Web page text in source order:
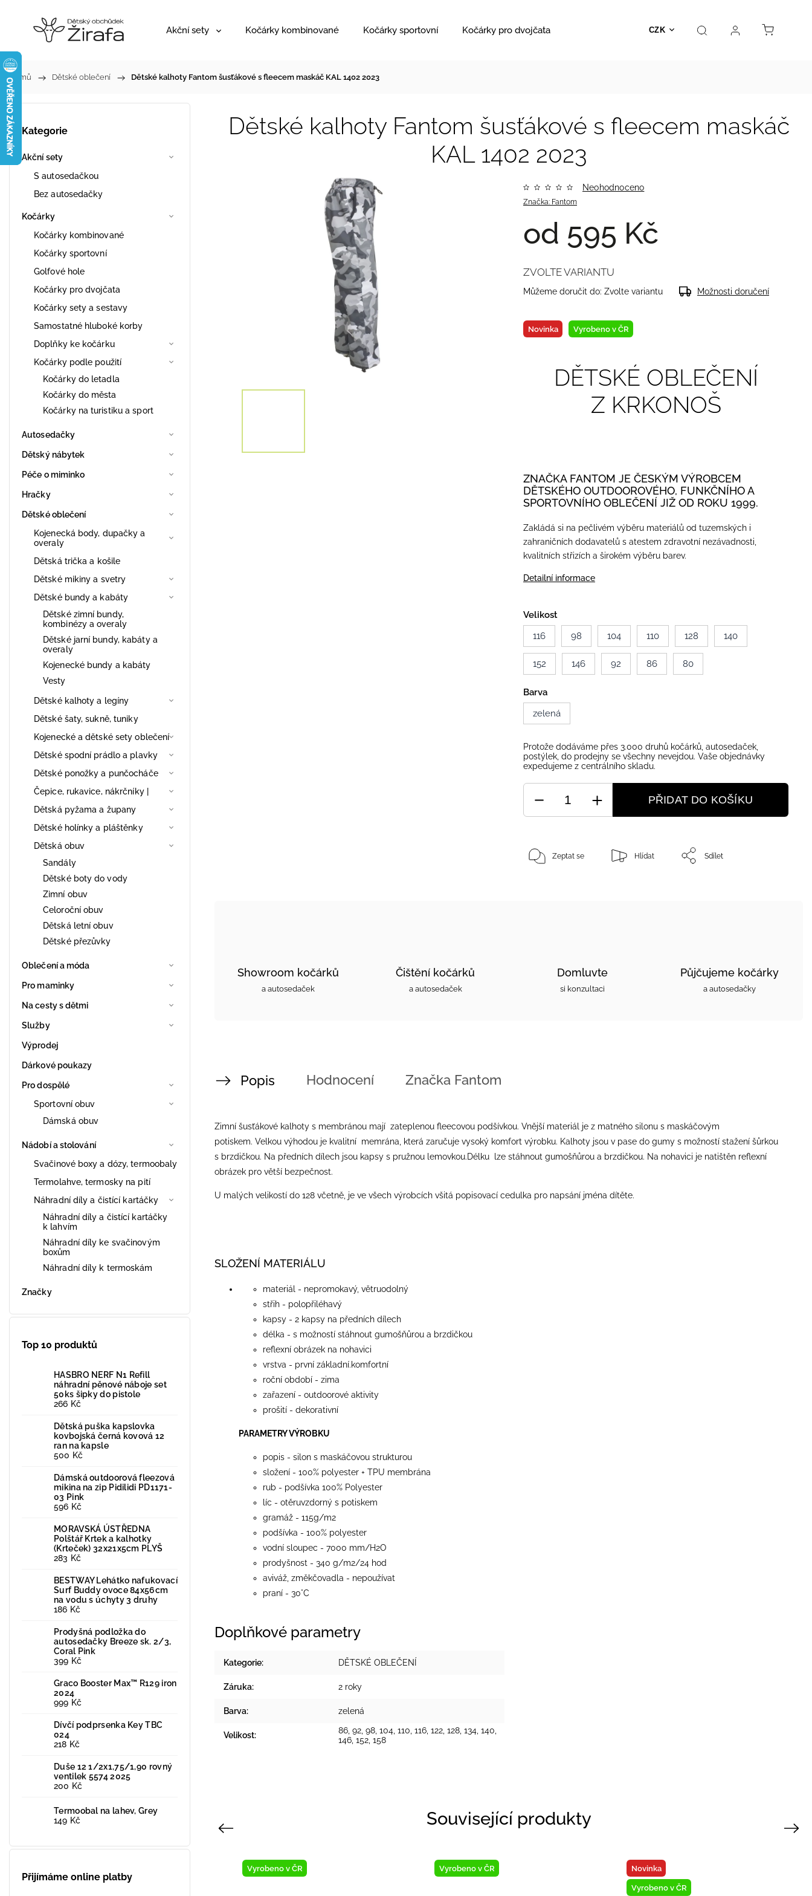
CZK
Akční sety Kočárky kombinované Kočárky sportovní Kočárky pro dvojčata Hračky Prodejna Kontakt
Domů / Dětské oblečení / Dětské kalhoty Fantom šusťákové s fleecem maskáč KAL 1402 2023
Kategorie
Akční sety
S autosedačkou
Bez autosedačky
Kočárky
Kočárky kombinované
Kočárky sportovní
Golfové hole
Kočárky pro dvojčata
Kočárky sety a sestavy
Samostatné hluboké korby
Doplňky ke kočárku
Kočárky podle použití
Kočárky do letadla
Kočárky do města
Kočárky na turistiku a sport
Autosedačky
Dětský nábytek
Péče o miminko
Hračky
Dětské oblečení
Kojenecká body, dupačky a
overaly
Dětská trička a košile
Dětské mikiny a svetry
Dětské bundy a kabáty
Dětské zimní bundy,
kombinézy a overaly
Dětské jarní bundy, kabáty a
overaly
Kojenecké bundy a kabáty
Vesty
Dětské kalhoty a legíny
Dětské šaty, sukně, tuniky
Kojenecké a dětské sety oblečení
Dětské spodní prádlo a plavky
Dětské ponožky a punčocháče
Čepice, rukavice, nákrčníky |
Dětská pyžama a župany
Dětské holínky a pláštěnky
Dětská obuv
Sandály
Dětské boty do vody
Zimní obuv
Celoroční obuv
Dětská letní obuv
Dětské přezůvky
Oblečení a móda
Pro maminky
Na cesty s dětmi
Služby
Výprodej
Dárkové poukazy
Pro dospělé
Sportovní obuv
Dámská obuv
Nádobí a stolování
Svačinové boxy a dózy, termoobaly
Termolahve, termosky na pití
Náhradní díly a čistící kartáčky
Náhradní díly a čistící kartáčky
k lahvím
Náhradní díly ke svačinovým
boxům
Náhradní díly k termoskám
Značky
Top 10 produktů
HASBRO NERF N1 Refill
náhradní pěnové náboje set
50ks šipky do pistole
266 Kč
Dětská puška kapslovka
kovbojská černá kovová 12
ran na kapsle
500 Kč
Dámská outdoorová fleezová
mikina na zip Pidilidi PD1171-
03 Pink
596 Kč
MORAVSKÁ ÚSTŘEDNA
Polštář Krtek a kalhotky
(Krteček) 32x21x5cm PLYŠ
283 Kč
BESTWAY Lehátko nafukovací
Surf Buddy ovoce 84x56cm
na vodu s úchyty 3 druhy
186 Kč
Prodyšná podložka do
autosedačky Breeze sk. 2/3,
Coral Pink
399 Kč
Graco Booster Max™ R129 iron
2024
999 Kč
Dívčí podprsenka Key TBC
024
218 Kč
Duše 12 1/2x1,75/1,90 rovný
ventilek 5574 2025
200 Kč
Termoobal na lahev, Grey
149 Kč
Přijímáme online platby
Dětské kalhoty Fantom šusťákové s fleecem maskáč
KAL 1402 2023
Značka: Fantom
Neohodnoceno
od 595 Kč
Novinka Vyrobeno v ČR
DĚTSKÉ OBLEČENÍ
Z KRKONOŠ
ZNAČKA FANTOM JE ČESKÝM VÝROBCEM
DĚTSKÉHO OUTDOOROVÉHO, FUNKČNÍHO A
SPORTOVNÍHO OBLEČENÍ JIŽ OD ROKU 1999.
Zakládá si na pečlivém výběru materiálů od tuzemských i
zahraničních dodavatelů s atestem zdravotní nezávadnosti,
kvalitních střizích a širokém výběru barev.
Detailní informace
Velikost
116
98 104 110 128 140
152 146 92 86 80
Barva
zelená
ZVOLTE VARIANTU
Můžeme doručit do: Zvolte variantu Možnosti doručení
Protože dodáváme přes 3.000 druhů kočárků, autosedaček,
postýlek, do prodejny se všechny nevejdou. Vaše objednávky
expedujeme z centrálního skladu.
PŘIDAT DO KOŠÍKU
Zeptat se Hlídat Sdílet
Showroom kočárků
a autosedaček
Čištění kočárků
a autosedaček
Domluvte
si konzultaci
Půjčujeme kočárky
a autosedačky
Popis Hodnocení Značka Fantom
Zimní šusťákové kalhoty s membránou mají zateplenou fleecovou podšívkou. Vnější materiál je z matného silonu s maskáčovým
potiskem. Velkou výhodou je kvalitní memrána, která zaručuje vysoký komfort výrobku. Kalhoty jsou v pase do gumy s možností stažení šůrkou
s brzdičkou. Na předních dílech jsou kapsy s pružnou lemovkou.Délku lze stáhnout gumošňůrou a brzdičkou. Na nohavici je natištěn reflexní
obrázek pro větší bezpečnost.
U malých velikostí do 128 včetně, je ve všech výrobcích všitá popisovací cedulka pro napsání jména dítěte.
SLOŽENÍ MATERIÁLU
materiál - nepromokavý, větruodolný
střih - polopřiléhavý
kapsy - 2 kapsy na předních dílech
délka - s možností stáhnout gumošňůrou a brzdičkou
reflexní obrázek na nohavici
vrstva - první základní.komfortní
roční období - zima
zařazení - outdoorové aktivity
prošití - dekorativní
PARAMETRY VÝROBKU
popis - silon s maskáčovou strukturou
složení - 100% polyester + TPU membrána
rub - podšívka 100% Polyester
líc - otěruvzdorný s potiskem
gramáž - 115g/m2
podšívka - 100% polyester
vodní sloupec - 7000 mm/H2O
prodyšnost - 340 g/m2/24 hod
aviváž, změkčovadla - nepoužívat
praní - 30°C
Doplňkové parametry
Kategorie: DĚTSKÉ OBLEČENÍ
Záruka: 2 roky
Barva: zelená
Velikost:
86, 92, 98, 104, 110, 116, 122, 128, 134, 140,
146, 152, 158
Související produkty
Previous
Vyrobeno v ČR Vyrobeno v ČR Vyrobeno v ČR
Next